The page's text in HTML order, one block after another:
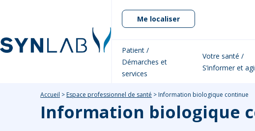
Me localiser
Patient /
Démarches et
services
Votre santé /
S’informer et
Accueil > Espace professionnel de santé > Information biologique continue
Information biologique